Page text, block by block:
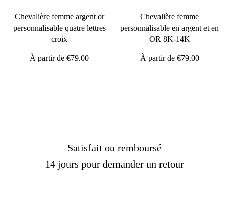
Chevalière femme argent or
personnalisable quatre lettres
croix
À partir de€79.00
Chevalière femme
personnalisable en argent et en
OR 8K-14K
À partir de €79.00
Satisfait ou remboursé
14 jours pour demander un retour